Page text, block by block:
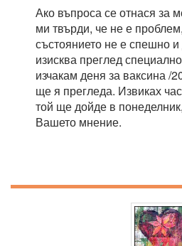
Ако въпроса се отнася за
ми твърди, че не е
състоянието не е спешно
изисква преглед
изчакам деня за ваксина /
ще я прегледа. Извиках
той ще дойде в
Вашето мнение.